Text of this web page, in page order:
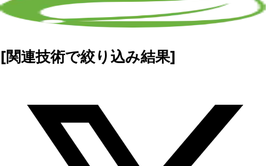
[関連技術で絞り込み結果]